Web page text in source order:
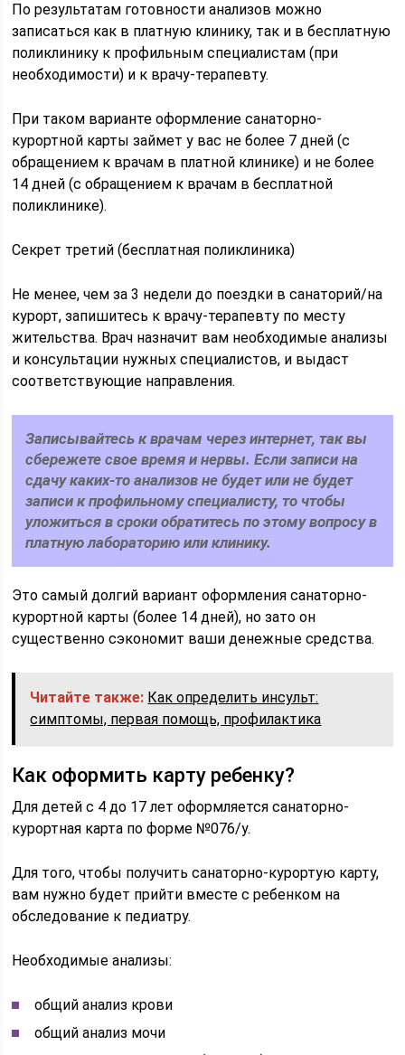
По результатам готовности анализов можно
записаться как в платную клинику, так и в бесплатную
поликлинику к профильным специалистам (при
необходимости) и к врачу-терапевту.
При таком варианте оформление санаторно-
курортной карты займет у вас не более 7 дней (с
обращением к врачам в платной клинике) и не более
14 дней (с обращением к врачам в бесплатной
поликлинике).
Секрет третий (бесплатная поликлиника)
Не менее, чем за 3 недели до поездки в санаторий/на
курорт, запишитесь к врачу-терапевту по месту
жительства. Врач назначит вам необходимые анализы
и консультации нужных специалистов, и выдаст
соответствующие направления.
Записывайтесь к врачам через интернет, так вы
сбережете свое время и нервы. Если записи на
сдачу каких-то анализов не будет или не будет
записи к профильному специалисту, то чтобы
уложиться в сроки обратитесь по этому вопросу в
платную лабораторию или клинику.
Это самый долгий вариант оформления санаторно-
курортной карты (более 14 дней), но зато он
существенно сэкономит ваши денежные средства.
Читайте также: Как определить инсульт:
симптомы, первая помощь, профилактика
Как оформить карту ребенку?
Для детей с 4 до 17 лет оформляется санаторно-
курортная карта по форме №076/у.
Для того, чтобы получить санаторно-курортую карту,
вам нужно будет прийти вместе с ребенком на
обследование к педиатру.
Необходимые анализы:
общий анализ крови
общий анализ мочи